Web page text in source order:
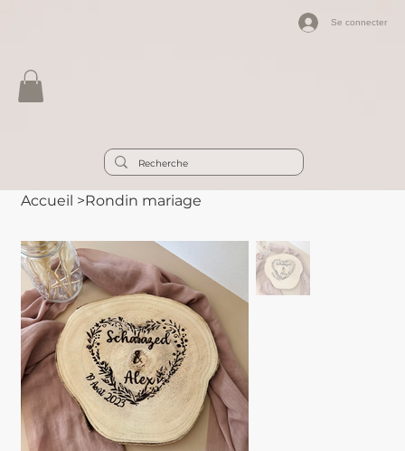
Se connecter
Accueil >Rondin mariage